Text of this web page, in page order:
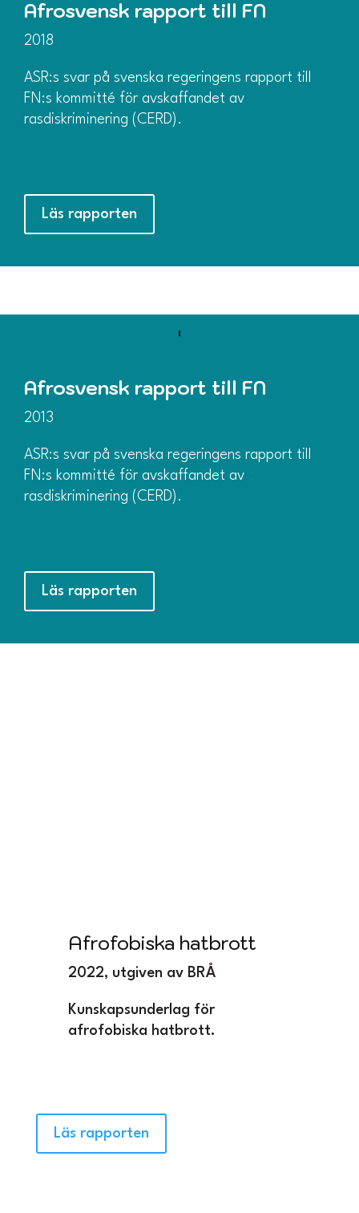
Afrosvensk rapport till FN
2018
ASR:s svar på svenska regeringens rapport till
FN:s kommitté för avskaffandet av
rasdiskriminering (CERD).
Läs rapporten
Afrosvensk rapport till FN
2013
ASR:s svar på svenska regeringens rapport till
FN:s kommitté för avskaffandet av
rasdiskriminering (CERD).
Läs rapporten
Afrofobiska hatbrott
2022, utgiven av BRÅ
Kunskapsunderlag för
afrofobiska hatbrott.
Läs rapporten